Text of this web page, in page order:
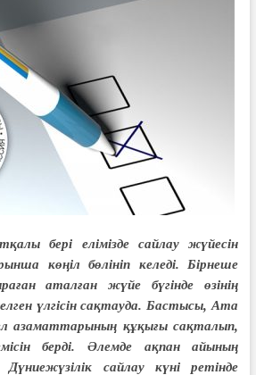
бері елімізде сайлау жүйесін
көңіл бөлініп келеді. Бірнеше
аталған жүйе бүгінде өзінің
үлгісін сақтауда. Бастысы, Ата
азаматтарының құқығы сақталып,
берді. Әлемде ақпан айының
Дүниежүзілік сайлау күні ретінде